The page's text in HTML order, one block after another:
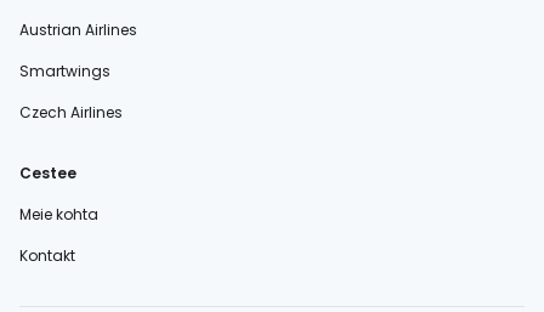
Austrian Airlines
Smartwings
Czech Airlines
Cestee
Meie kohta
Kontakt